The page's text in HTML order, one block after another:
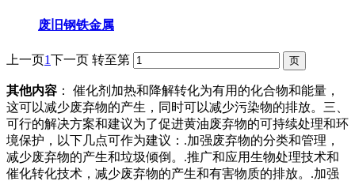
废旧钢铁金属
上一页1下一页 转至第
其他内容 ： 催化剂加热和降解转化为有用的化合物和能量，
这可以减少废弃物的产生，同时可以减少污染物的排放。三、
可行的解决方案和建议为了促进黄油废弃物的可持续处理和环
境保护，以下几点可作为建议：.加强废弃物的分类和管理，
减少废弃物的产生和垃圾倾倒。.推广和应用生物处理技术和
催化转化技术，减少废弃物的产生和有害物质的排放。.加强